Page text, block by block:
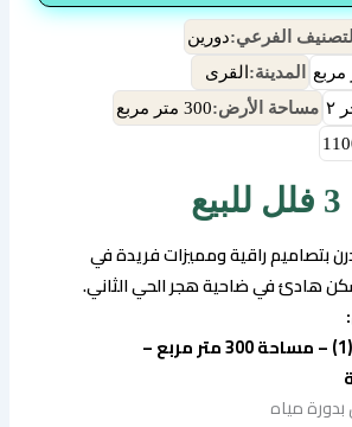
التصنيف الفرعي:دورين
المدينة: القرى
٢ مساحة الأرض:300 متر مربع
3 فلل للبيع
مودرن بتصاميم راقية ومميزات فريدة في
هادئ في ضاحية هجر الحي الثاني.
فلة مفصولة (1) – مساحة 300 متر مربع –
مياه